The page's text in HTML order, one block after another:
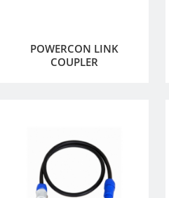
POWERCON LINK
COUPLER